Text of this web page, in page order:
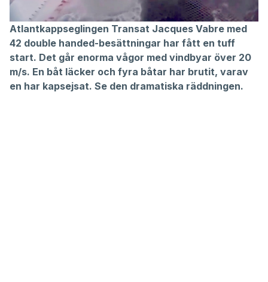
Atlantkappseglingen Transat Jacques Vabre med
42 double handed-besättningar har fått en tuff
start. Det går enorma vågor med vindbyar över 20
m/s. En båt läcker och fyra båtar har brutit, varav
en har kapsejsat. Se den dramatiska räddningen.